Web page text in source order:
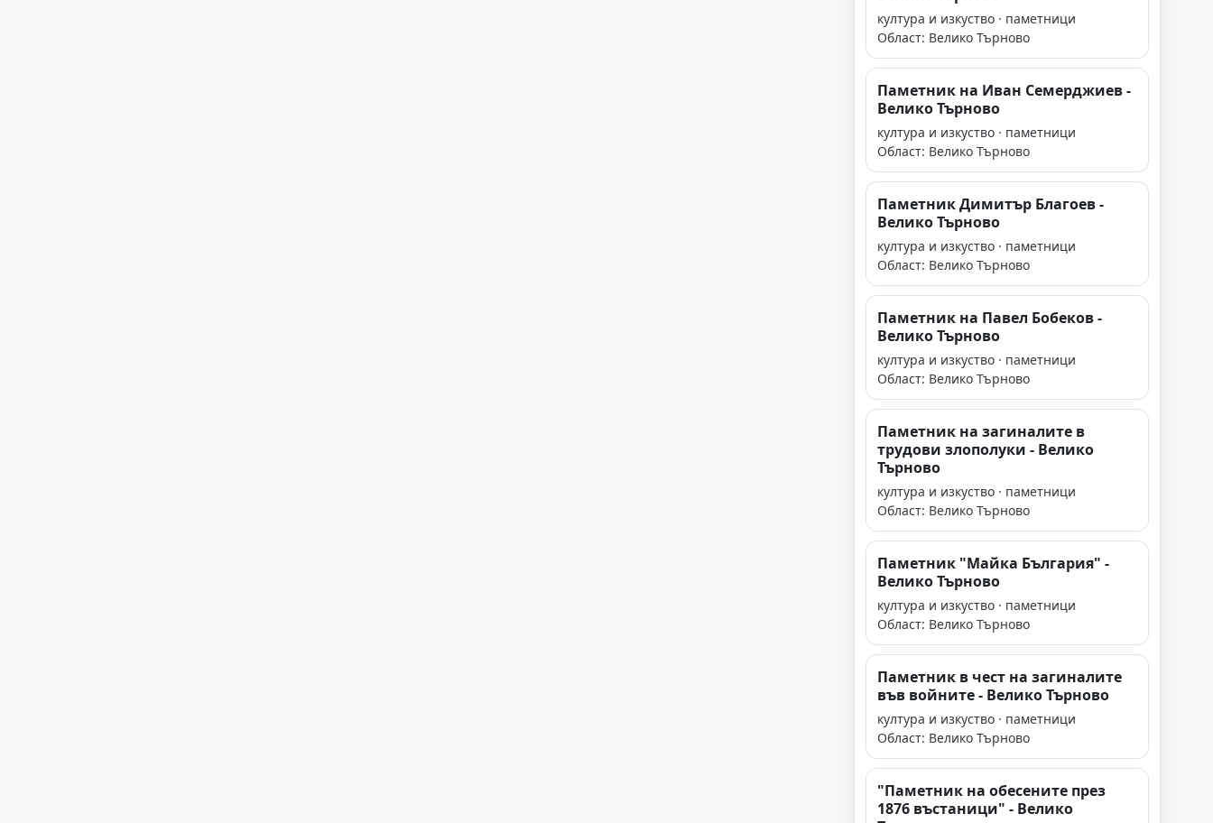
култура и изкуство · паметници
Област: Велико Търново
Паметник на Иван Семерджиев -
Велико Търново
култура и изкуство · паметници
Област: Велико Търново
Паметник Димитър Благоев -
Велико Търново
култура и изкуство · паметници
Област: Велико Търново
Паметник на Павел Бобеков -
Велико Търново
култура и изкуство · паметници
Област: Велико Търново
Паметник на загиналите в
трудови злополуки - Велико
Търново
култура и изкуство · паметници
Област: Велико Търново
Паметник "Майка България" -
Велико Търново
култура и изкуство · паметници
Област: Велико Търново
Паметник в чест на загиналите
във войните - Велико Търново
култура и изкуство · паметници
Област: Велико Търново
"Паметник на обесените през
1876 въстаници" - Велико